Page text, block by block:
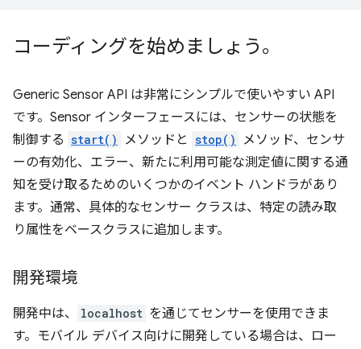
コーディングを始めましょう。
Generic Sensor API は非常にシンプルで使いやすい API
です。Sensor インターフェースには、センサーの状態を
制御する start() メソッドと stop()
メソッド、センサ
ーの有効化、エラー、新たに利用可能な測定値に関する通
知を受け取るためのいくつかのイベント ハンドラがあり
ます。通常、具体的なセンサー クラスは、特定の読み取
り属性をベースクラスに追加します。
開発環境
開発中は、 localhost を通じてセンサーを使用できま
す。モバイル デバイス向けに開発している場合は、ロー